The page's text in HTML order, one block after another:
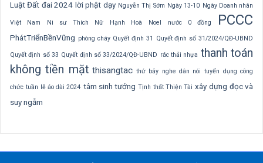
Luật Đất đai 2024 lời phật dạy Nguyễn Thị Sớm Ngày 13-10 Ngày Doanh nhân
Việt Nam Ni sư Thích Nữ Hạnh Hoà Noel nước 0 đồng PCCC
PhátTriểnBềnVững phòng cháy Quyết định 31 Quyết định số 31/2024/QĐ-UBND
Quyết định số 33 Quyết định số 33/2024/QĐ-UBND rác thải nhựa thanh toán
không tiền mặt thisangtac thứ bảy nghe dân nói tuyển dụng công
chức tuần lễ áo dài 2024 tâm sinh tướng Tịnh thất Thiện Tài xây dựng đọc và
suy ngẫm